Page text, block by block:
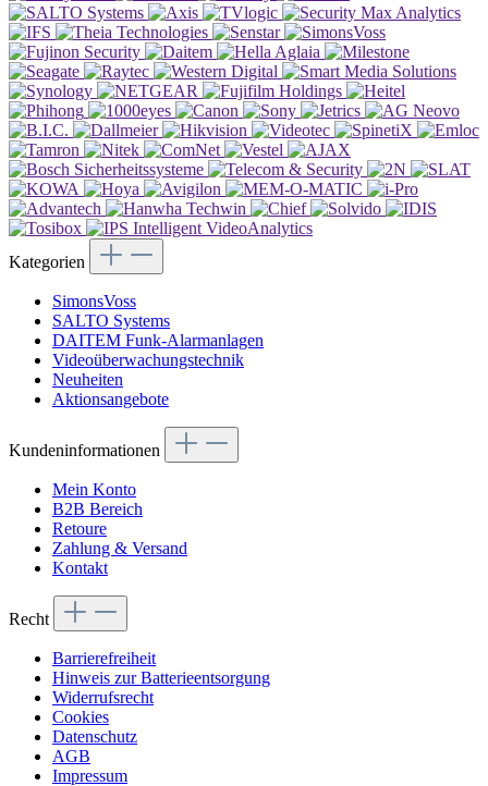
Kategorien
SimonsVoss
SALTO Systems
DAITEM Funk-Alarmanlagen
Videoüberwachungstechnik
Neuheiten
Aktionsangebote
Kundeninformationen
Mein Konto
B2B Bereich
Retoure
Zahlung & Versand
Kontakt
Recht
Barrierefreiheit
Hinweis zur Batterieentsorgung
Widerrufsrecht
Cookies
Datenschutz
AGB
Impressum